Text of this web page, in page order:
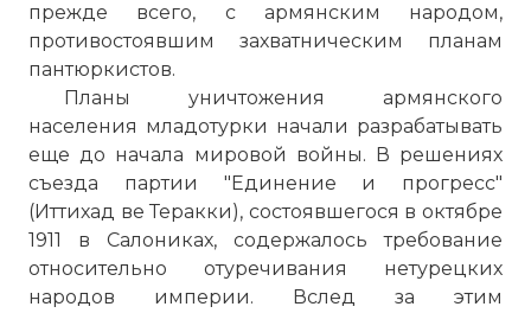
прежде всего, с армянским народом,
противостоявшим захватническим планам
пантюркистов.
Планы уничтожения армянского
населения младотурки начали разрабатывать
еще до начала мировой войны. В решениях
съезда партии "Единение и прогресс"
(Иттихад ве Теракки), состоявшегося в октябре
1911 в Салониках, содержалось требование
относительно отуречивания нетурецких
народов империи. Вслед за этим